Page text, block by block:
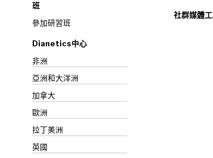
班
參加研習班
Dianetics中心
非洲
亞洲和大洋洲
加拿大
歐洲
拉丁美洲
英國
社群媒體